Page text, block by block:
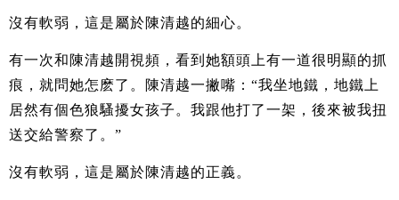
沒有軟弱，這是屬於陳清越的細心。
有一次和陳清越開視頻，看到她額頭上有一道很明顯的抓
痕，就問她怎麽了。陳清越一撇嘴：“我坐地鐵，地鐵上
居然有個色狼騷擾女孩子。我跟他打了一架，後來被我扭
送交給警察了。”
沒有軟弱，這是屬於陳清越的正義。